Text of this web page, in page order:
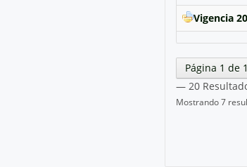
Vigencia
Página 1 de 1
— 20
Mostrando 7